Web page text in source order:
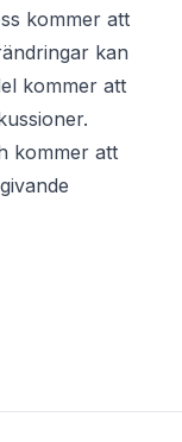
kommer att
kan
kommer att
kommer att